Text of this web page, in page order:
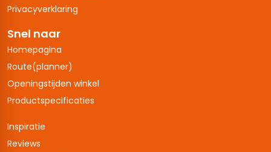
Privacyverklaring
Snel naar
Homepagina
Route(planner)
Openingstijden winkel
Productspecificaties
Inspiratie
Reviews